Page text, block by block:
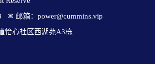
✉ 邮箱：power@cummins.vip
怡心社区西湖苑A3栋